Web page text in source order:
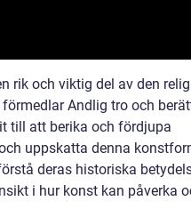
rik och viktig del av den
Andlig tro och
till att berika och fördjupa
uppskatta denna
deras historiska
i hur konst kan påverka